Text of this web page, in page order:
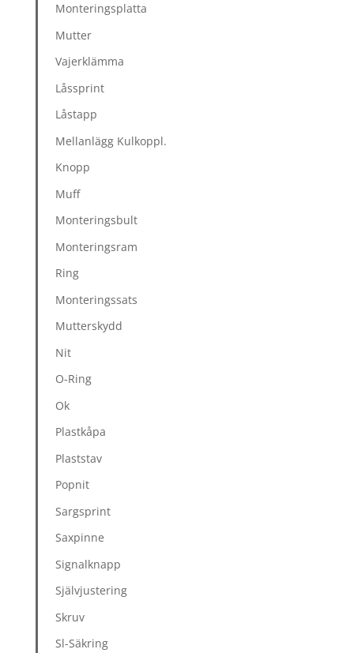
Monteringsplatta
Mutter
Vajerklämma
Låssprint
Låstapp
Mellanlägg Kulkoppl.
Knopp
Muff
Monteringsbult
Monteringsram
Ring
Monteringssats
Mutterskydd
Nit
O-Ring
Ok
Plastkåpa
Plaststav
Popnit
Sargsprint
Saxpinne
Signalknapp
Självjustering
Skruv
Sl-Säkring